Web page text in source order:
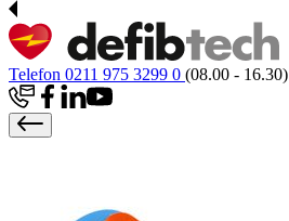
Telefon 0211 975 3299 0 (08.00 - 16.30)